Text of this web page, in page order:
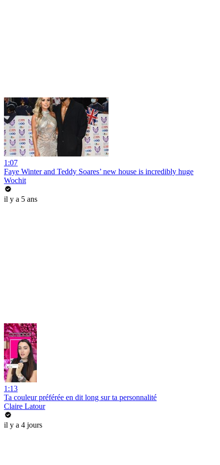
1:07
Faye Winter and Teddy Soares’ new house is incredibly huge
Wochit
il y a 5 ans
1:13
Ta couleur préférée en dit long sur ta personnalité
Claire Latour
il y a 4 jours